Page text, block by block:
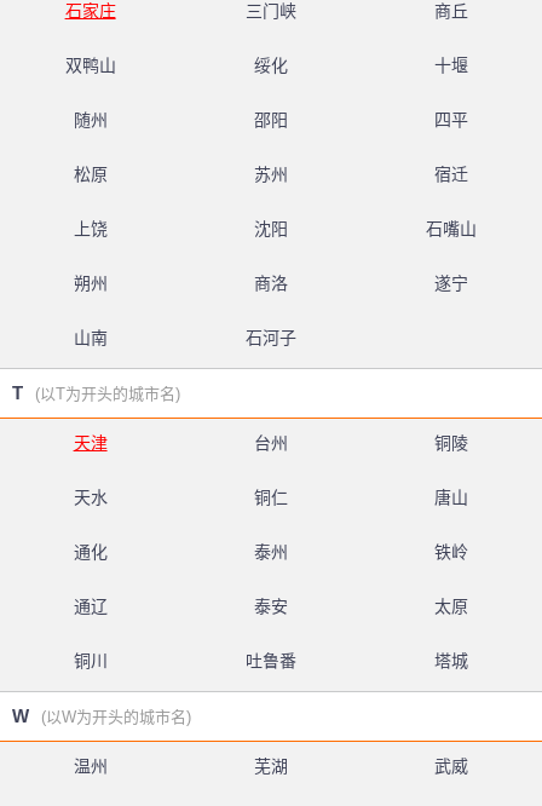
石家庄 三门峡 商丘
双鸭山 绥化 十堰
随州 邵阳 四平
松原 苏州 宿迁
上饶 沈阳 石嘴山
朔州 商洛 遂宁
山南 石河子
T (以T为开头的城市名)
天津 台州 铜陵
天水 铜仁 唐山
通化 泰州 铁岭
通辽 泰安 太原
铜川 吐鲁番 塔城
W (以W为开头的城市名)
温州 芜湖 武威